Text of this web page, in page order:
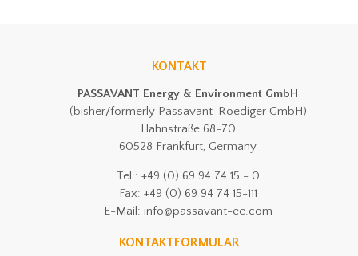
KONTAKT
PASSAVANT Energy & Environment GmbH
(bisher/formerly Passavant-Roediger GmbH)
Hahnstraße 68-70
60528 Frankfurt, Germany
Tel.: +49 (0) 69 94 74 15 - 0
Fax: +49 (0) 69 94 74 15-111
E-Mail: info@passavant-ee.com
KONTAKTFORMULAR